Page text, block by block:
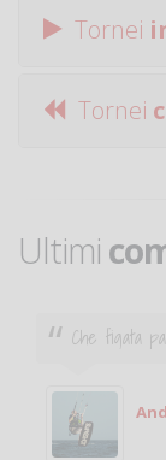
Tornei
Tornei
Ultimi
Ciao. Sono
giocare.
Michele